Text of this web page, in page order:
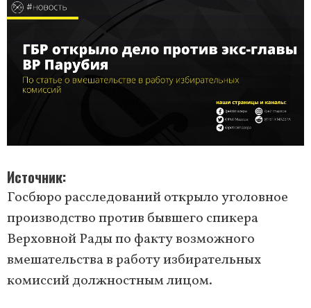
Источник
Госбюро расследований открыло уголовное
производство против бывшего спикера
Верховной Рады по факту возможного
вмешательства в работу избирательных
комиссий должностным лицом.